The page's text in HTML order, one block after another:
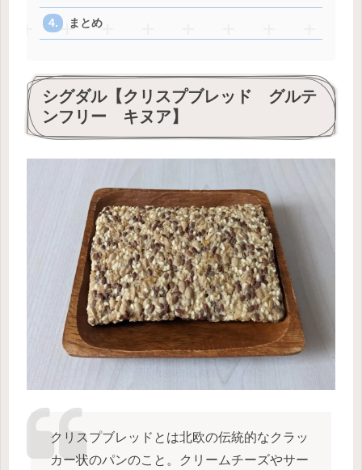
まとめ
シグダル【クリスプブレッド グルテ
ンフリー キヌア】
クリスプブレッドとは北欧の伝統的なクラッ
カー状のパンのこと。クリームチーズやサー